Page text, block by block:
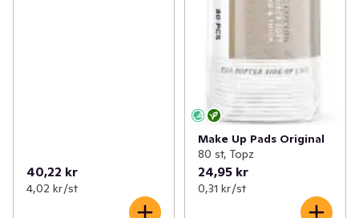
40,22 kr
4,02 kr /st
Make Up Pads Original
80 st, Topz
24,95 kr
0,31 kr /st